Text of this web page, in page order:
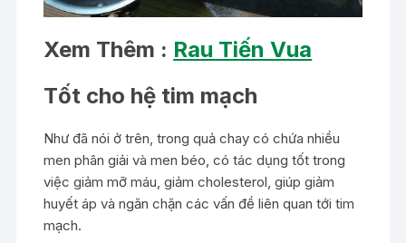
Xem Thêm : Rau Tiến Vua
Tốt cho hệ tim mạch
Như đã nói ở trên, trong quả chay có chứa nhiều
men phân giải và men béo, có tác dụng tốt trong
việc giảm mỡ máu, giảm cholesterol, giúp giảm
huyết áp và ngăn chặn các vấn đề liên quan tới tim
mạch.